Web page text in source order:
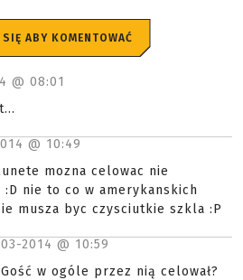
SIĘ ABY KOMENTOWAĆ
@ 08:01
@ 10:49
mozna celowac nie
nie to co w amerykanskich
musza byc czysciutkie szkla :P
2014 @ 10:59
w ogóle przez nią celował?